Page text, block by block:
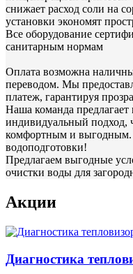
снижает расход соли на
установки экономят
Все оборудование
санитарным нормам
Оплата возможна
переводом. Мы
платеж, гарантируя
Наша команда
индивидуальный подход,
комфортным и выгодным.
водоподготовки!
Предлагаем выгодные
очистки воды для
Акции
Диагностика